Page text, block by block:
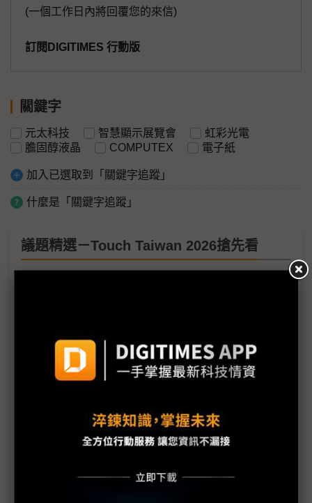
(一個工作日內將回覆您的來信)
訂閱DIGITIMES 行動版
關鍵字
元太科技 智慧顯示展覽會
虹彩光電
膽固醇液晶
COMPUTEX 電子紙
加入已選取到「關鍵字追蹤」
什麼是「關鍵字追蹤」
議題精選－Touch Taiwan 2026搶先看
Taiwan多場域獨領風騷
友達綠色布展再進化 回收材料佔比達8成
群創布局戶外、空拍機與車載顯示 擴大應用版圖
裸眼3D換衣鏡、魔法窗彩石喚魔獸 群創用顯示技術